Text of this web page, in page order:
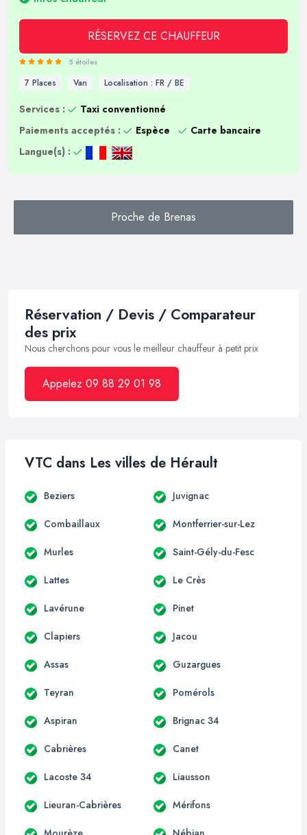
RÉSERVEZ CE CHAUFFEUR
5 étoiles
7 Places Van Localisation : FR / BE
Services :
Taxi conventionné
Paiements acceptés :
Espèce
Carte bancaire
Langue(s) :
Proche de Brenas
Réservation / Devis / Comparateur
des prix
Nous cherchons pour vous le meilleur chauffeur à petit prix
Appelez 09 88 29 01 98
VTC dans Les villes de Hérault
Beziers Juvignac
Combaillaux Montferrier-sur-Lez
Murles Saint-Gély-du-Fesc
Lattes Le Crès
Lavérune Pinet
Clapiers Jacou
Assas Guzargues
Teyran Pomérols
Aspiran Brignac 34
Cabrières Canet
Lacoste 34 Liausson
Lieuran-Cabrières Mérifons